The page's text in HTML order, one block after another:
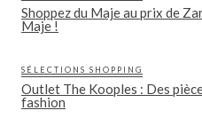
Shoppez du Maje au prix de
Maje !
SÉLECTIONS SHOPPING
Outlet The Kooples : Des
fashion